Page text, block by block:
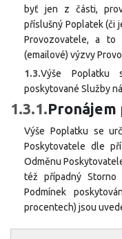
byť jen z části,
příslušný Poplatek (či
Provozovatele, a
(emailové) výzvy
1.3.Výše Poplatku
poskytované Služby
1.3.1.Pronájem
Výše Poplatku se
Poskytovatele dle
Odměnu
též případný
Podmínek
procentech) jsou